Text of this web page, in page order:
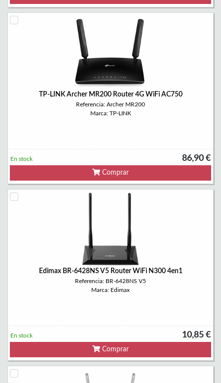
TP-LINK Archer MR200 Router 4G WiFi AC750
Referencia: Archer MR200
Marca: TP-LINK
86,90 €
En stock
Comprar
Edimax BR-6428NS V5 Router WiFi N300 4en1
Referencia: BR-6428NS V5
Marca: Edimax
10,85 €
En stock
Comprar